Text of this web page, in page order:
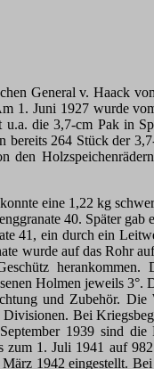
General v. Haack
1. Juni 1927 wurde
die 3,7-cm Pak in
264 Stück der
eine 1,22 kg
40. Später gab
41, ein durch ein
wurde auf das Rohr
Holmen jeweils 3°.
und Zubehör. Die
Bei
1939 sind die
1. Juli 1941 auf
1942 eingestellt.